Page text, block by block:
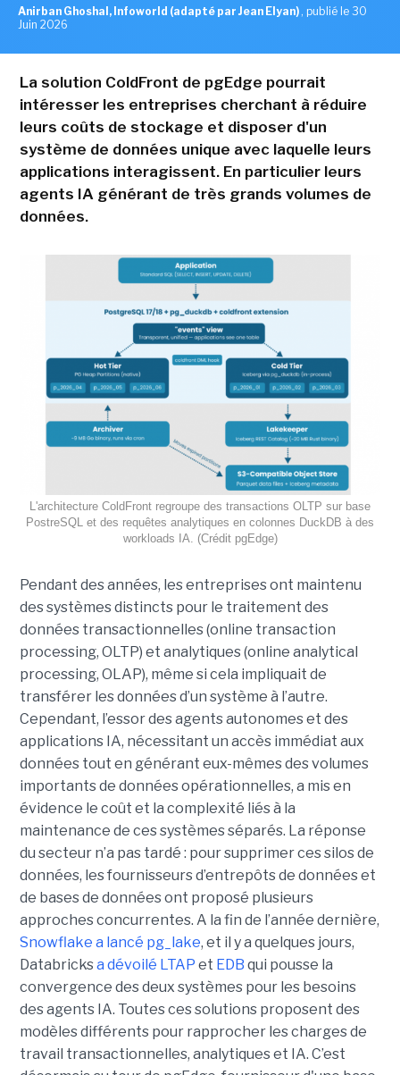
Anirban Ghoshal, Infoworld (adapté par Jean Elyan) , publié le 30
Juin 2026
La solution ColdFront de pgEdge pourrait
intéresser les entreprises cherchant à réduire
leurs coûts de stockage et disposer d'un
système de données unique avec laquelle leurs
applications interagissent. En particulier leurs
agents IA générant de très grands volumes de
données.
L'architecture ColdFront regroupe des transactions OLTP sur base
PostreSQL et des requêtes analytiques en colonnes DuckDB à des
workloads IA. (Crédit pgEdge)
Pendant des années, les entreprises ont maintenu
des systèmes distincts pour le traitement des
données transactionnelles (online transaction
processing, OLTP) et analytiques (online analytical
processing, OLAP), même si cela impliquait de
transférer les données d’un système à l’autre.
Cependant, l’essor des agents autonomes et des
applications IA, nécessitant un accès immédiat aux
données tout en générant eux-mêmes des volumes
importants de données opérationnelles, a mis en
évidence le coût et la complexité liés à la
maintenance de ces systèmes séparés. La réponse
du secteur n’a pas tardé : pour supprimer ces silos de
données, les fournisseurs d’entrepôts de données et
de bases de données ont proposé plusieurs
approches concurrentes. A la fin de l’année dernière,
Snowflake a lancé pg_lake, et il y a quelques jours,
Databricksa dévoilé LTAP et EDB qui pousse la
convergence des deux systèmes pour les besoins
des agents IA. Toutes ces solutions proposent des
modèles différents pour rapprocher les charges de
travail transactionnelles, analytiques et IA. C’est